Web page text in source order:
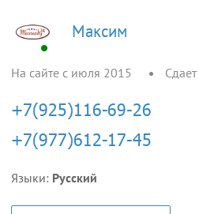
Максим
На сайте с июля 2015 Сдает
Языки: Русский